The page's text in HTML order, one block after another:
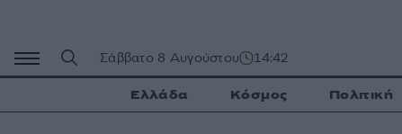
περιεχόμενο
Σάββατο 8 Αυγούστου 14:42
Ελλάδα Κόσμος Πολιτική